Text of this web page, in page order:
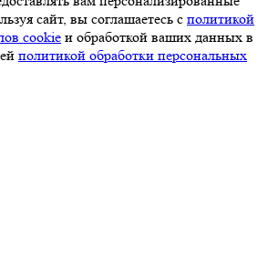
сайт, вы соглашаетесь с политикой
cookie и обработкой ваших данных в
политикой обработки персональных